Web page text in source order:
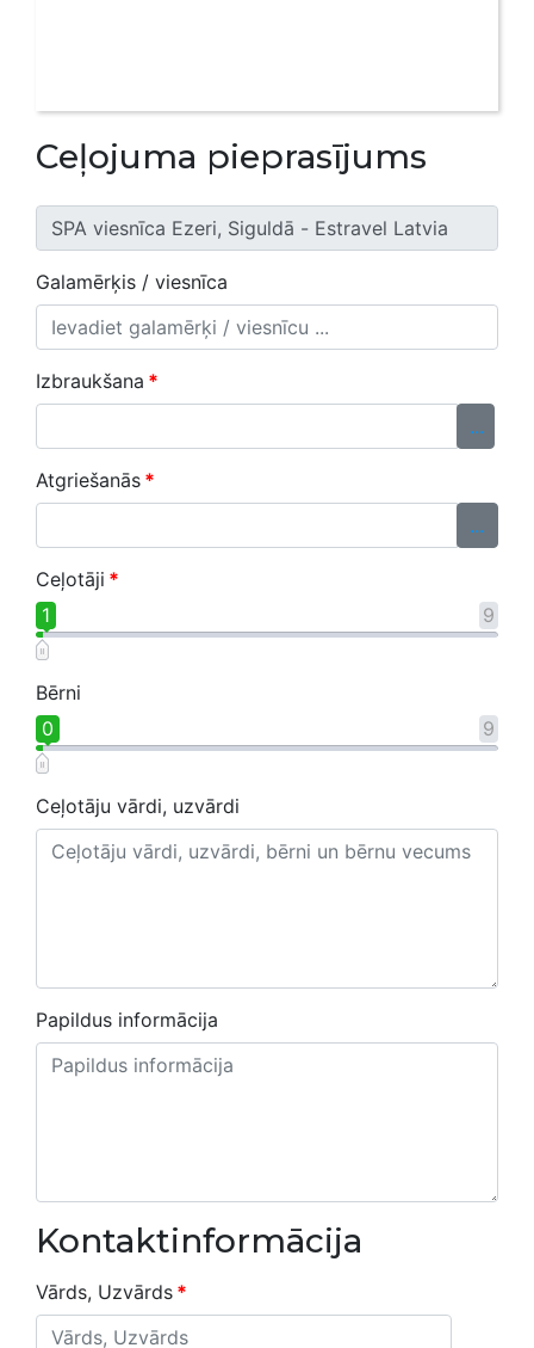
Ceļojuma pieprasījums
Galamērķis / viesnīca
Izbraukšana *
...
Atgriešanās *
...
Ceļotāji *
9
1
Bērni
9
0
Ceļotāju vārdi, uzvārdi
Papildus informācija
Kontaktinformācija
Vārds, Uzvārds *